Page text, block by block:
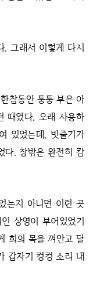
. 그래서 이렇게 다시
참동안 퉁퉁 부은 아
때였다. 오래 사용하
있었는데, 빗줄기가
다. 창밖은 완전히 캄
는지 아니면 이런 곳
상영이 부어있었기
희의 목을 껴안고 달
갑자기 컹컹 소리 내